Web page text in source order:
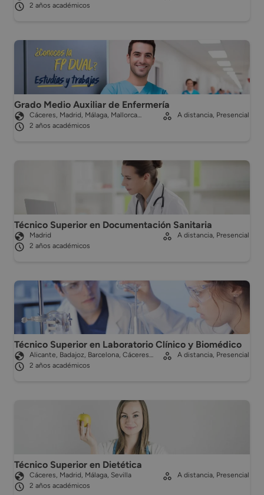
2 años académicos
Grado Medio Auxiliar de Enfermería
Cáceres, Madrid, Málaga, Mallorca…
2 años académicos
A distancia, Presencial
Técnico Superior en Documentación Sanitaria
Madrid
2 años académicos
A distancia, Presencial
Técnico Superior en Laboratorio Clínico y Biomédico
Alicante, Badajoz, Barcelona, Cáceres…
2 años académicos
A distancia, Presencial
Técnico Superior en Dietética
Cáceres, Madrid, Málaga, Sevilla
2 años académicos
A distancia, Presencial